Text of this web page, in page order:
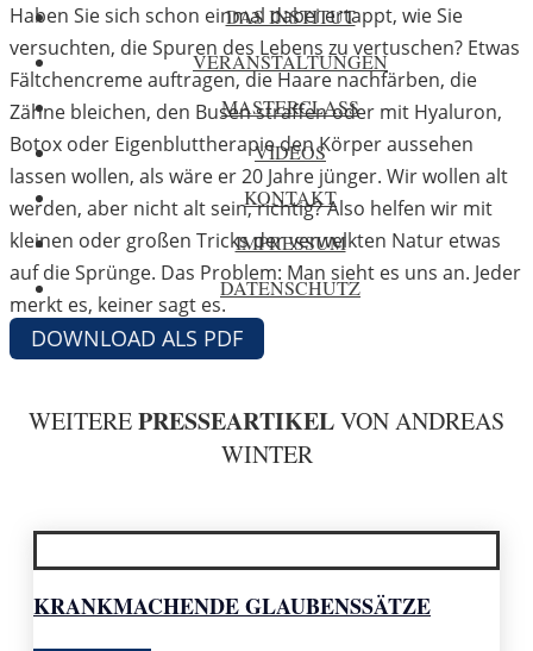
DAS INSTITUT
VERANSTALTUNGEN
MASTERCLASS
VIDEOS
KONTAKT
IMPRESSUM
DATENSCHUTZ
Haben Sie sich schon einmal dabei ertappt, wie Sie
versuchten, die Spuren des Lebens zu vertuschen? Etwas
Fältchencreme auftragen, die Haare nachfärben, die
Zähne bleichen, den Busen straffen oder mit Hyaluron,
Botox oder Eigenbluttherapie den Körper aussehen
lassen wollen, als wäre er 20 Jahre jünger. Wir wollen alt
werden, aber nicht alt sein, richtig? Also helfen wir mit
kleinen oder großen Tricks der verwelkten Natur etwas
auf die Sprünge. Das Problem: Man sieht es uns an. Jeder
merkt es, keiner sagt es.
DOWNLOAD ALS PDF
WEITEREPRESSEARTIKELVON ANDREAS
WINTER
KRANKMACHENDE GLAUBENSSÄTZE